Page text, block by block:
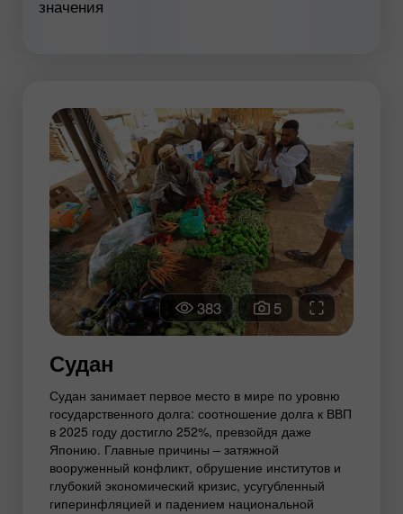
значения
383 5
Судан
Судан занимает первое место в мире по уровню
государственного долга: соотношение долга к ВВП
в 2025 году достигло 252%, превзойдя даже
Японию. Главные причины – затяжной
вооруженный конфликт, обрушение институтов и
глубокий экономический кризис, усугубленный
гиперинфляцией и падением национальной